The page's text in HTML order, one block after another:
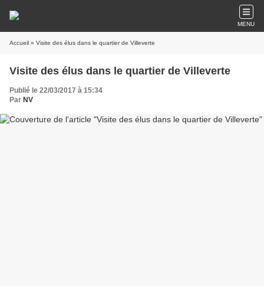
MENU
Accueil » Visite des élus dans le quartier de Villeverte
Visite des élus dans le quartier de Villeverte
Publié le 22/03/2017 à 15:34
Par NV